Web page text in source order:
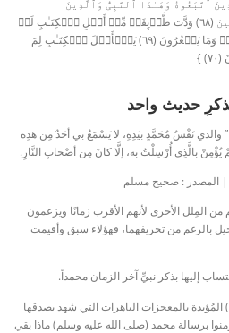
ٱتَّبَعُوهُ وَهَـٰذَا ٱلنَّبِیُّ وَٱلَّذِینَ
ءَامَنُوا۟ۗ وَٱللَّهُ وَلِیُّ ٱلۡمُؤۡمِنِینَ (٦٨) وَدَّت طَّاۤىِٕفَةࣱ مِّنۡ أَهۡلِ ٱلۡكِتَـٰبِ لَوۡ
یُضِلُّونَكُمۡ وَمَا یُضِلُّونَ إِلَّاۤ أَنفُسَهُمۡ وَمَا یَشۡعُرُونَ (٦٩) یَـٰۤأَهۡلَ ٱلۡكِتَـٰبِ لِمَ
}
حديث واحد
والذي نَفْسُ مُحَمَّدٍ بيَدِهِ، لا يَسْمَعُ بي أحَدٌ مِن هذِه
يُؤْمِنْ بالَّذِي أُرْسِلْتُ به، إلَّا كانَ مِن أصْحابِ النَّارِ.
| المصدر : صحيح مسلم
المِلل الأخرى لأنهم الأقرب زمانًا ويزعمون
بالرغم من تحريفهما، فهؤلاء سبق وأقيمت
إليها بذكر نبيِّ آخر الزمان محمداً.
المُؤيدة بالمعجزات الباهرات التي شهد بصدقها
برسالة محمد (صلى الله عليه وسلم) ماذا بقي